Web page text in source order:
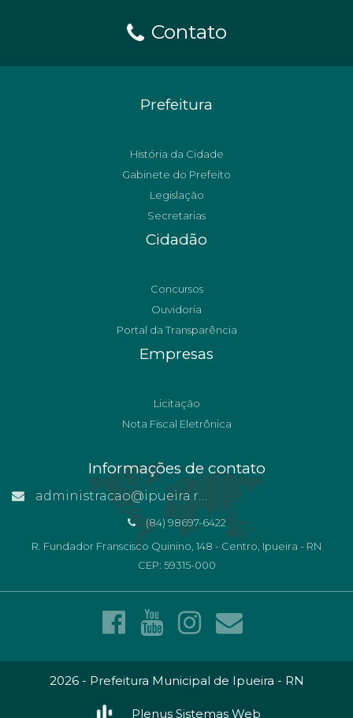
Contato
Prefeitura
História da Cidade
Gabinete do Prefeito
Legislação
Secretarias
Cidadão
Concursos
Ouvidoria
Portal da Transparência
Empresas
Licitação
Nota Fiscal Eletrônica
Informações de contato
administracao@ipueira.rn.gov.br
(84) 98697-6422
R. Fundador Franscisco Quinino, 148 - Centro, Ipueira - RN
CEP: 59315-000
2026 - Prefeitura Municipal de Ipueira - RN
Plenus Sistemas Web